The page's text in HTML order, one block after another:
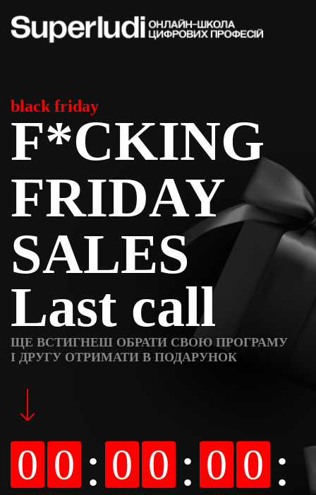
to
black friday
F*CKING
FRIDAY
SALES
Last call
ЩЕ ВСТИГНЕШ ОБРАТИ СВОЮ ПРОГРАМУ
І ДРУГУ ОТРИМАТИ В ПОДАРУНОК
0 0 : 0 0 : 0 0 :